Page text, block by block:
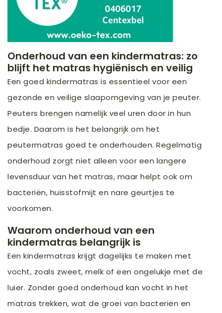
Onderhoud van een kindermatras: zo
blijft het matras hygiënisch en veilig
Een goed kindermatras is essentieel voor een
gezonde en veilige slaapomgeving van je peuter.
Peuters brengen namelijk veel uren door in hun
bedje. Daarom is het belangrijk om het
peutermatras goed te onderhouden. Regelmatig
onderhoud zorgt niet alleen voor een langere
levensduur van het matras, maar helpt ook om
bacteriën, huisstofmijt en nare geurtjes te
voorkomen.
Waarom onderhoud van een
kindermatras belangrijk is
Een kindermatras krijgt dagelijks te maken met
vocht, zoals zweet, melk of een ongelukje met de
luier. Zonder goed onderhoud kan vocht in het
matras trekken, wat de groei van bacteriën en